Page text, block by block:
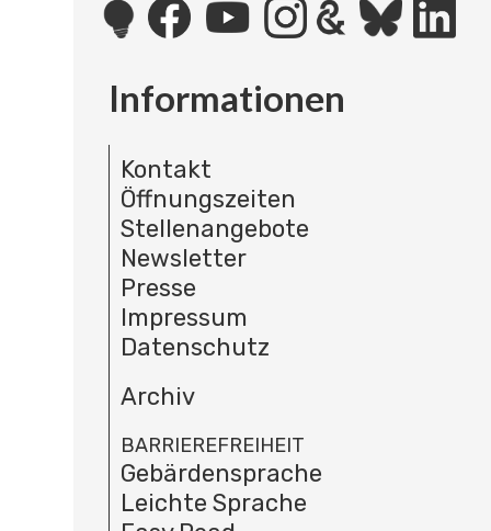
Informationen
Kontakt
Öffnungszeiten
Stellenangebote
Newsletter
Presse
Impressum
Datenschutz
Archiv
BARRIEREFREIHEIT
Gebärdensprache
Leichte Sprache